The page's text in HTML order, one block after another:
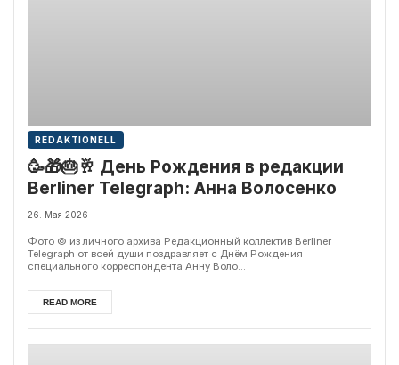
REDAKTIONELL
🥳🎁🎂🥂 День Рождения в редакции
Berliner Telegraph: Анна Волосенко
26. Мая 2026
Фото © из личного архива Редакционный коллектив Berliner
Telegraph от всей души поздравляет с Днём Рождения
специального корреспондента Анну Воло...
READ MORE